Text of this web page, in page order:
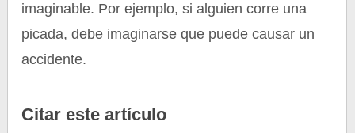
imaginable. Por ejemplo, si alguien corre una
picada, debe imaginarse que puede causar un
accidente.
Citar este artículo